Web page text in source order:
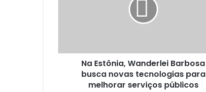
Na Estônia, Wanderlei Barbosa
busca novas tecnologias para
melhorar serviços públicos